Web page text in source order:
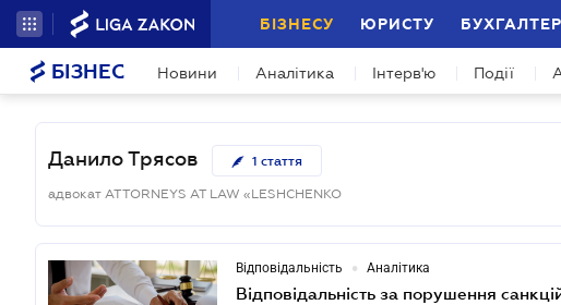
БІЗНЕСУ ЮРИСТУ
БІЗНЕС Новини Аналітика Інтерв'ю Події
Данило Трясов 1 стаття
адвокат ATTORNEYS AT LAW «LESHCHENKO
Відповідальність • Аналітика
Відповідальність за порушення